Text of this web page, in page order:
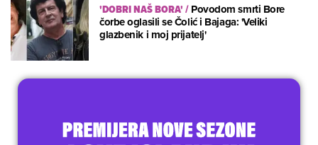
'DOBRI NAŠ BORA'/Povodom smrti Bore
čorbe oglasili se Čolić i Bajaga: 'Veliki
glazbenik i moj prijatelj'